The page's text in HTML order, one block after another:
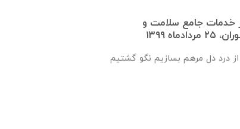
خدمات جامع سلامت و
۱۳۹۹
از درد دل مرهم بسازیم نگو گشتیم